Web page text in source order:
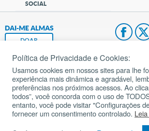
SOCIAL
DAI-ME ALMAS
DOAR
Fundação João Paulo II
Pedido de Oração
Mapa do site
Política de Privacidade e Cookies:
Usamos cookies em nossos sites para lhe
experiência mais dinâmica e agradável,
preferências nos próximos acessos. Ao
todos”, você concorda com o uso de
entanto, você pode visitar "Configurações
fornecer um consentimento controlado.